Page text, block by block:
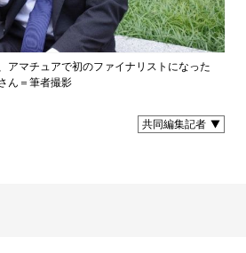
アマチュアで初のファイナリストになった
ん＝筆者撮影
共同編集記者